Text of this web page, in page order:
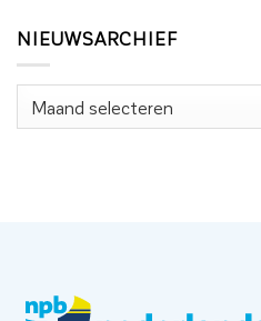
NIEUWSARCHIEF
Nieuwsarchief